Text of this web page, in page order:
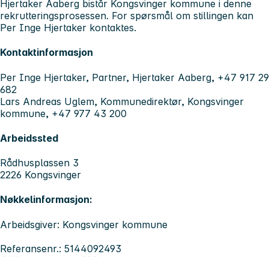
Hjertaker Aaberg bistår Kongsvinger kommune i denne
rekrutteringsprosessen. For spørsmål om stillingen kan
Per Inge Hjertaker kontaktes.
Kontaktinformasjon
Per Inge Hjertaker, Partner, Hjertaker Aaberg, +47 917 29
682
Lars Andreas Uglem, Kommunedirektør, Kongsvinger
kommune, +47 977 43 200
Arbeidssted
Rådhusplassen 3
2226 Kongsvinger
Nøkkelinformasjon:
Arbeidsgiver: Kongsvinger kommune
Referansenr.: 5144092493